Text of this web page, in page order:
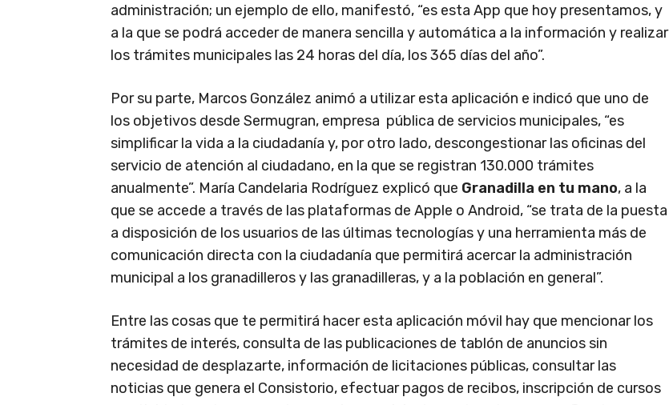
administración; un ejemplo de ello, manifestó, “es esta App que hoy presentamos, y
a la que se podrá acceder de manera sencilla y automática a la información y realizar
los trámites municipales las 24 horas del día, los 365 días del año”.
Por su parte, Marcos González animó a utilizar esta aplicación e indicó que uno de
los objetivos desde Sermugran, empresa pública de servicios municipales, “es
simplificar la vida a la ciudadanía y, por otro lado, descongestionar las oficinas del
servicio de atención al ciudadano, en la que se registran 130.000 trámites
anualmente”. María Candelaria Rodríguez explicó que Granadilla en tu mano, a la
que se accede a través de las plataformas de Apple o Android, “se trata de la puesta
a disposición de los usuarios de las últimas tecnologías y una herramienta más de
comunicación directa con la ciudadanía que permitirá acercar la administración
municipal a los granadilleros y las granadilleras, y a la población en general”.
Entre las cosas que te permitirá hacer esta aplicación móvil hay que mencionar los
trámites de interés, consulta de las publicaciones de tablón de anuncios sin
necesidad de desplazarte, información de licitaciones públicas, consultar las
noticias que genera el Consistorio, efectuar pagos de recibos, inscripción de cursos